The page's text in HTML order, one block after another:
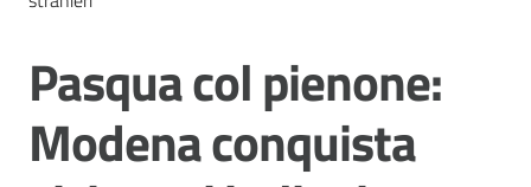
Amministrazione
Novità
Salta al contenuto
Pasqua col pienone:
Modena conquista